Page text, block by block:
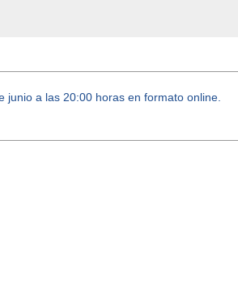
a las 20:00 horas en formato online.